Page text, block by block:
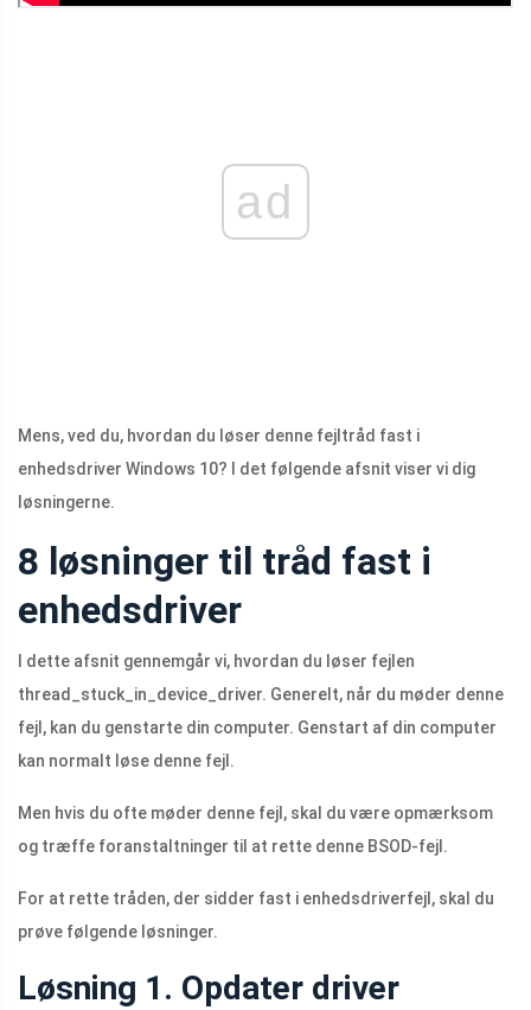
ad
Mens, ved du, hvordan du løser denne fejltråd fast i
enhedsdriver Windows 10? I det følgende afsnit viser vi dig
løsningerne.
8 løsninger til tråd fast i
enhedsdriver
I dette afsnit gennemgår vi, hvordan du løser fejlen
thread_stuck_in_device_driver. Generelt, når du møder denne
fejl, kan du genstarte din computer. Genstart af din computer
kan normalt løse denne fejl.
Men hvis du ofte møder denne fejl, skal du være opmærksom
og træffe foranstaltninger til at rette denne BSOD-fejl.
For at rette tråden, der sidder fast i enhedsdriverfejl, skal du
prøve følgende løsninger.
Løsning 1. Opdater driver